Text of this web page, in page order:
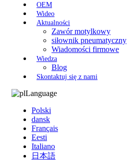
OEM
Wideo
Aktualności
Zawór motylkowy
siłownik pneumatyczny
Wiadomości firmowe
Wiedza
Blog
Skontaktuj się z nami
Language
Polski
dansk
Français
Eesti
Italiano
日本語